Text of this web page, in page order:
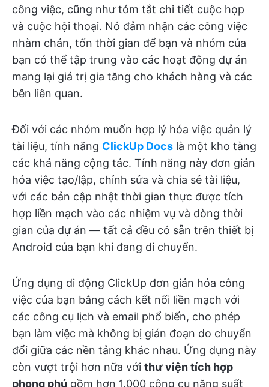
công việc, cũng như tóm tắt chi tiết cuộc họp
và cuộc hội thoại. Nó đảm nhận các công việc
nhàm chán, tốn thời gian để bạn và nhóm của
bạn có thể tập trung vào các hoạt động dự án
mang lại giá trị gia tăng cho khách hàng và các
bên liên quan.
Đối với các nhóm muốn hợp lý hóa việc quản lý
tài liệu, tính năng ClickUp Docs là một kho tàng
các khả năng cộng tác. Tính năng này đơn giản
hóa việc tạo/lập, chỉnh sửa và chia sẻ tài liệu,
với các bản cập nhật thời gian thực được tích
hợp liền mạch vào các nhiệm vụ và dòng thời
gian của dự án — tất cả đều có sẵn trên thiết bị
Android của bạn khi đang di chuyển.
Ứng dụng di động ClickUp đơn giản hóa công
việc của bạn bằng cách kết nối liền mạch với
các công cụ lịch và email phổ biến, cho phép
bạn làm việc mà không bị gián đoạn do chuyển
đổi giữa các nền tảng khác nhau. Ứng dụng này
còn vượt trội hơn nữa với thư viện tích hợp
phong phú gồm hơn 1.000 công cụ năng suất